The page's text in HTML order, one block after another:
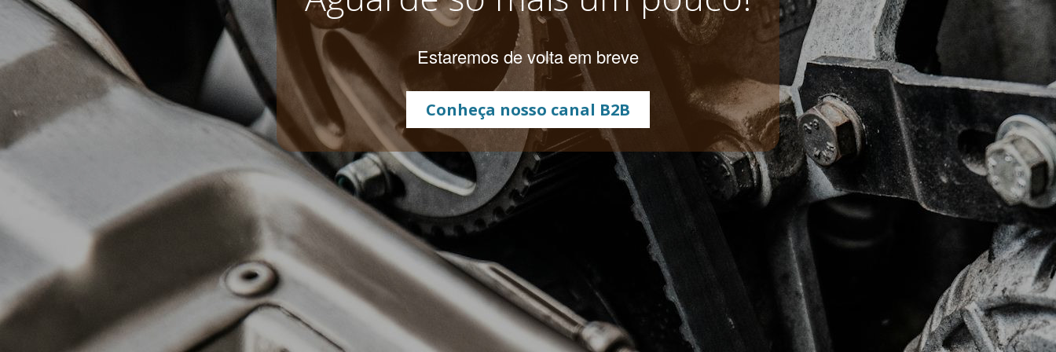
Estaremos de volta em breve
Conheça nosso canal B2B